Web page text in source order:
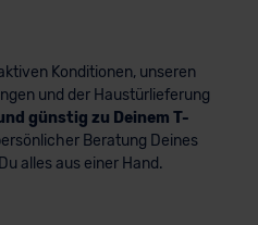
Konditionen, unseren
und der Haustürlieferung
günstig zu Deinem T-
Beratung Deines
alles aus einer Hand.